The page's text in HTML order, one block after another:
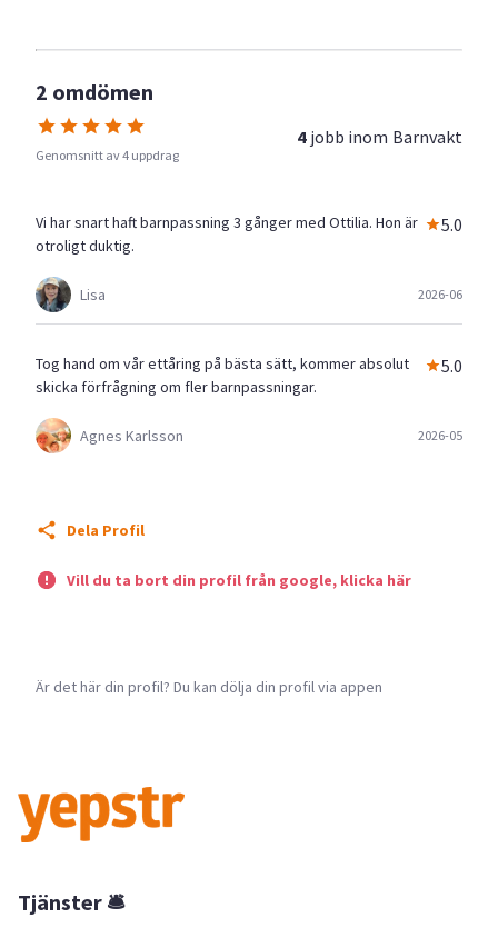
2 omdömen
Genomsnitt av 4 uppdrag
4 jobb inom Barnvakt
Vi har snart haft barnpassning 3 gånger med Ottilia. Hon är
otroligt duktig.
5.0
Lisa 2026-06
Tog hand om vår ettåring på bästa sätt, kommer absolut
skicka förfrågning om fler barnpassningar.
5.0
Agnes Karlsson 2026-05
Dela Profil
Vill du ta bort din profil från google, klicka här
Är det här din profil? Du kan dölja din profil via appen
Tjänster 🛎